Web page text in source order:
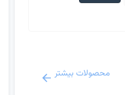
محصولات بیشتر